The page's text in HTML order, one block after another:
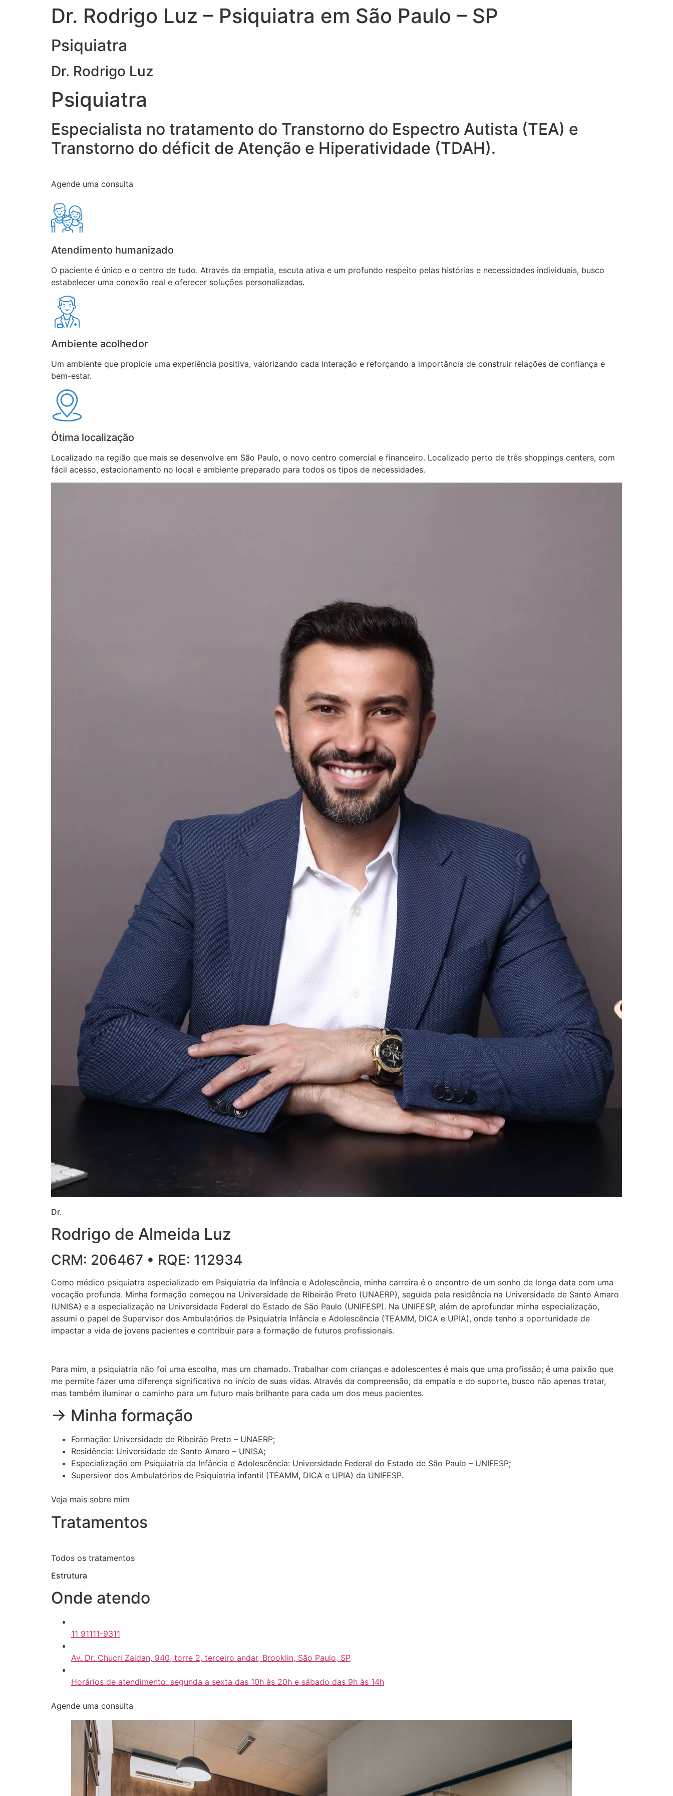
Dr. Rodrigo Luz – Psiquiatra em São Paulo – SP
Psiquiatra
Dr. Rodrigo Luz
Psiquiatra
Especialista no tratamento do Transtorno do Espectro Autista (TEA) e
Transtorno do déficit de Atenção e Hiperatividade (TDAH).
Agende uma consulta
Atendimento humanizado
O paciente é único e o centro de tudo. Através da empatia, escuta ativa e um profundo respeito pelas histórias e necessidades individuais, busco
estabelecer uma conexão real e oferecer soluções personalizadas.
Ambiente acolhedor
Um ambiente que propicie uma experiência positiva, valorizando cada interação e reforçando a importância de construir relações de confiança e
bem-estar.
Ótima localização
Localizado na região que mais se desenvolve em São Paulo, o novo centro comercial e financeiro. Localizado perto de três shoppings centers, com
fácil acesso, estacionamento no local e ambiente preparado para todos os tipos de necessidades.
Dr.
Rodrigo de Almeida Luz
CRM: 206467 • RQE: 112934
Como médico psiquiatra especializado em Psiquiatria da Infância e Adolescência, minha carreira é o encontro de um sonho de longa data com uma
vocação profunda. Minha formação começou na Universidade de Ribeirão Preto (UNAERP), seguida pela residência na Universidade de Santo Amaro
(UNISA) e a especialização na Universidade Federal do Estado de São Paulo (UNIFESP). Na UNIFESP, além de aprofundar minha especialização,
assumi o papel de Supervisor dos Ambulatórios de Psiquiatria Infância e Adolescência (TEAMM, DICA e UPIA), onde tenho a oportunidade de
impactar a vida de jovens pacientes e contribuir para a formação de futuros profissionais.
Para mim, a psiquiatria não foi uma escolha, mas um chamado. Trabalhar com crianças e adolescentes é mais que uma profissão; é uma paixão que
me permite fazer uma diferença significativa no início de suas vidas. Através da compreensão, da empatia e do suporte, busco não apenas tratar,
mas também iluminar o caminho para um futuro mais brilhante para cada um dos meus pacientes.
→ Minha formação
Formação: Universidade de Ribeirão Preto – UNAERP;
Residência: Universidade de Santo Amaro – UNISA;
Especialização em Psiquiatria da Infância e Adolescência: Universidade Federal do Estado de São Paulo – UNIFESP;
Supersivor dos Ambulatórios de Psiquiatria infantil (TEAMM, DICA e UPIA) da UNIFESP.
Veja mais sobre mim
Tratamentos
Todos os tratamentos
Estrutura
Onde atendo
11 91111-9311
Av. Dr. Chucri Zaidan, 940, torre 2, terceiro andar, Brooklin, São Paulo, SP
Horários de atendimento: segunda a sexta das 10h às 20h e sábado das 9h às 14h
Agende uma consulta